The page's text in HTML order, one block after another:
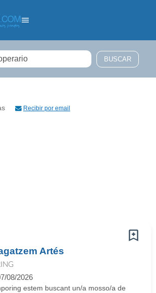
Recibir por email
Artés
08/2026
estem buscant un/a mosso/a de